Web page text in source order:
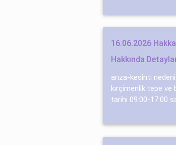
16.06.2026
Hakkında
arıza-kesinti
kırçimenlik tepe ve
tarihi 09:00-17:00